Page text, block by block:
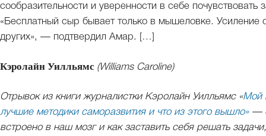
сообразительности и уверенности в себе
«Бесплатный сыр бывает только в мышеловке. Усиление
других», — подтвердил Амар. […]
Кэролайн Уилльямс (Williams Caroline)
Отрывок из книги журналистки Кэролайн Уилльямс «Мой
лучшие методики саморазвития и что из этого вышло»— о
встроено в наш мозг и как заставить себя решать